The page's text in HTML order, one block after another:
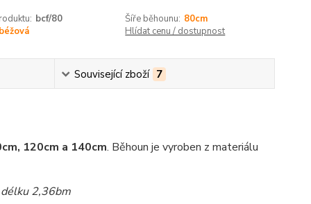
bcf/80 Šíře běhounu: 80cm
béžová Hlídat cenu / dostupnost
Související zboží 7
120cm a 140cm. Běhoun je vyroben z materiálu
2,36bm